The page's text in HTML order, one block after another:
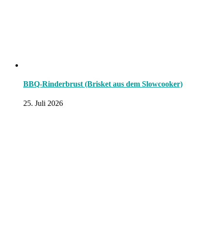
BBQ-Rinderbrust (Brisket aus dem Slowcooker)
25. Juli 2026